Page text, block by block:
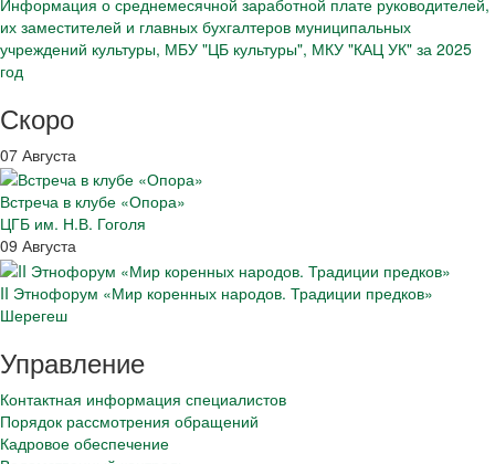
Информация о среднемесячной заработной плате руководителей,
их заместителей и главных бухгалтеров муниципальных
учреждений культуры, МБУ "ЦБ культуры", МКУ "КАЦ УК" за 2025
год
Скоро
07 Августа
Встреча в клубе «Опора»
ЦГБ им. Н.В. Гоголя
09 Августа
II Этнофорум «Мир коренных народов. Традиции предков»
Шерегеш
Управление
Контактная информация специалистов
Порядок рассмотрения обращений
Кадровое обеспечение